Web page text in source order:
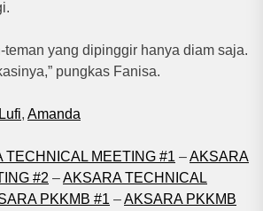
teman yang dipinggir hanya diam saja.
pungkas Fanisa.
Lufi, Amanda
TECHNICAL MEETING #1 –AKSARA
#2 –AKSARA TECHNICAL
PKKMB #1 –AKSARA PKKMB